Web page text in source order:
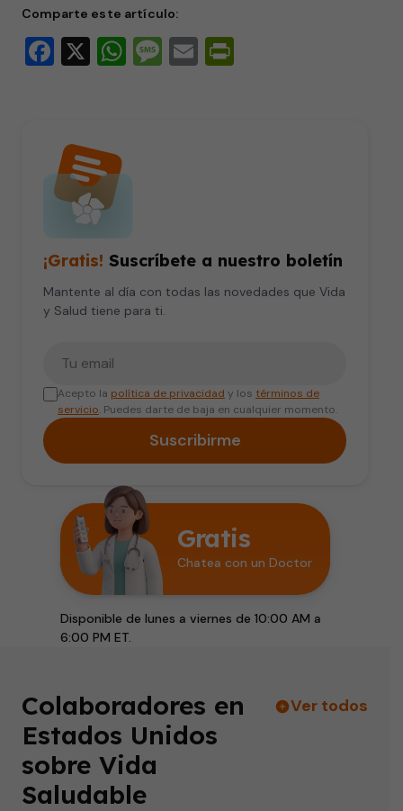
Comparte este artículo:
Facebook
X WhatsApp
Message
Email
¡Gratis! Suscríbete a nuestro boletín
Mantente al día con todas las novedades que Vida
y Salud tiene para ti.
Acepto la política de privacidad y los términos de
servicio. Puedes darte de baja en cualquier momento.
Suscribirme
Gratis
Chatea con un Doctor
Disponible de lunes a viernes de 10:00 AM a
6:00 PM ET.
Colaboradores en
Estados Unidos
sobre Vida
Saludable
Ver todos